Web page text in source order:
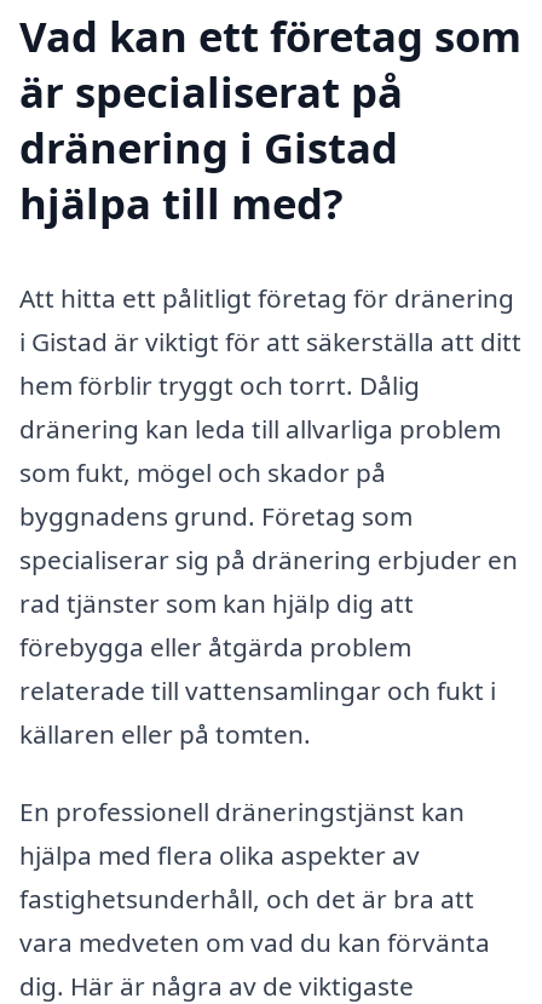
Vad kan ett företag som
är specialiserat på
dränering i Gistad
hjälpa till med?
Att hitta ett pålitligt företag för dränering
i Gistad är viktigt för att säkerställa att ditt
hem förblir tryggt och torrt. Dålig
dränering kan leda till allvarliga problem
som fukt, mögel och skador på
byggnadens grund. Företag som
specialiserar sig på dränering erbjuder en
rad tjänster som kan hjälp dig att
förebygga eller åtgärda problem
relaterade till vattensamlingar och fukt i
källaren eller på tomten.
En professionell dräneringstjänst kan
hjälpa med flera olika aspekter av
fastighetsunderhåll, och det är bra att
vara medveten om vad du kan förvänta
dig. Här är några av de viktigaste